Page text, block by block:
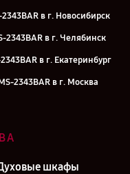
в г. Новосибирск
2343BAR в г. Челябинск
в г. Екатеринбург
2343BAR в г. Москва
шкафы